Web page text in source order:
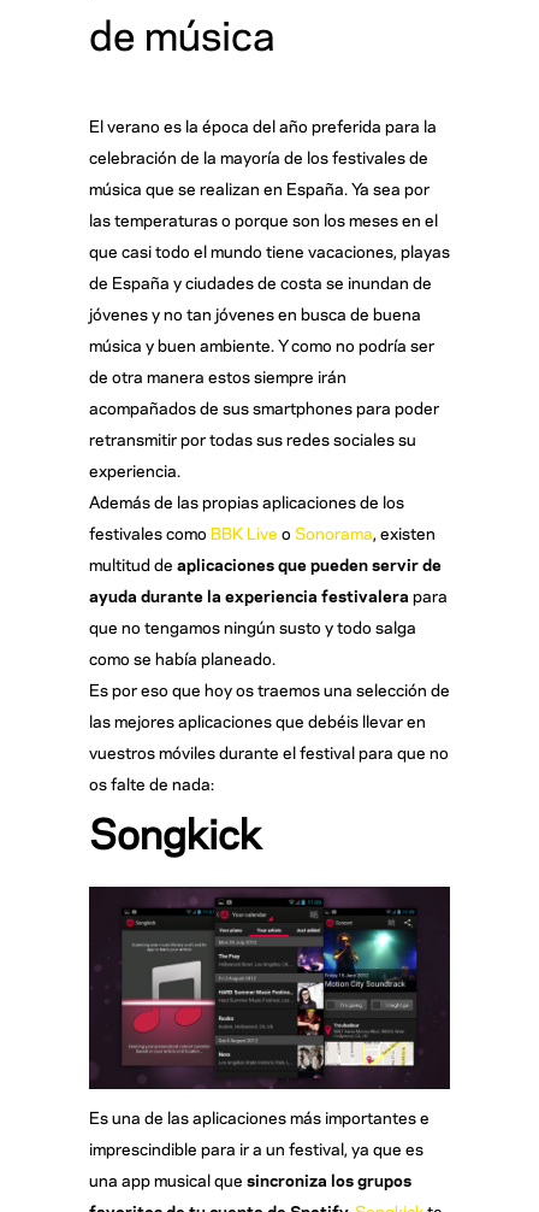
de música
El verano es la época del año preferida para la
celebración de la mayoría de los festivales de
música que se realizan en España. Ya sea por
las temperaturas o porque son los meses en el
que casi todo el mundo tiene vacaciones, playas
de España y ciudades de costa se inundan de
jóvenes y no tan jóvenes en busca de buena
música y buen ambiente. Y como no podría ser
de otra manera estos siempre irán
acompañados de sus smartphones para poder
retransmitir por todas sus redes sociales su
experiencia.
Además de las propias aplicaciones de los
festivales como BBK Live o Sonorama , existen
multitud de aplicaciones que pueden servir de
ayuda durante la experiencia festivalera para
que no tengamos ningún susto y todo salga
como se había planeado.
Es por eso que hoy os traemos una selección de
las mejores aplicaciones que debéis llevar en
vuestros móviles durante el festival para que no
os falte de nada:
Songkick
Es una de las aplicaciones más importantes e
imprescindible para ir a un festival, ya que es
una app musical que sincroniza los grupos